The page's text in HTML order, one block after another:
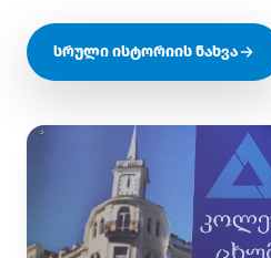
სრული ისტორიის ნახვა